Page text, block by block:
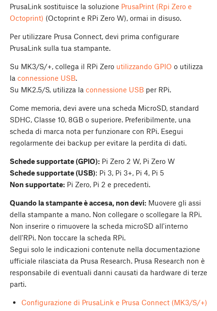
PrusaLink sostituisce la soluzione PrusaPrint (Rpi Zero e
Octoprint) (Octoprint e RPi Zero W), ormai in disuso.
Per utilizzare Prusa Connect, devi prima configurare
PrusaLink sulla tua stampante.
Su MK3/S/+, collega il RPi Zero utilizzando GPIO o utilizza
la connessione USB.
Su MK2.5/S, utilizza la connessione USB per RPi.
Come memoria, devi avere una scheda MicroSD, standard
SDHC, Classe 10, 8GB o superiore. Preferibilmente, una
scheda di marca nota per funzionare con RPi. Esegui
regolarmente dei backup per evitare la perdita di dati.
Schede supportate (GPIO): Pi Zero 2 W, Pi Zero W
Schede supportate (USB): Pi 3, Pi 3+, Pi 4, Pi 5
Non supportate: Pi Zero, Pi 2 e precedenti.
Quando la stampante è accesa, non devi: Muovere gli assi
della stampante a mano. Non collegare o scollegare la RPi.
Non inserire o rimuovere la scheda microSD all'interno
dell'RPi. Non toccare la scheda RPi.
Segui solo le indicazioni contenute nella documentazione
ufficiale rilasciata da Prusa Research. Prusa Research non è
responsabile di eventuali danni causati da hardware di terze
parti.
Configurazione di PrusaLink e Prusa Connect (MK3/S/+)